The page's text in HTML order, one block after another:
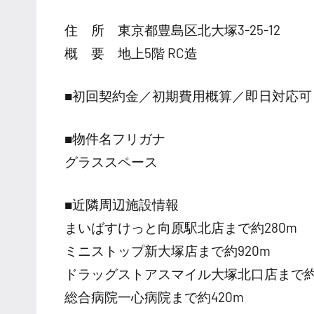
住 所 東京都豊島区北大塚3-25-12
概 要 地上5階 RC造
■初回契約金／初期費用概算／即日対応可
■物件名フリガナ
グラススペース
■近隣周辺施設情報
まいばすけっと向原駅北店まで約280m
ミニストップ新大塚店まで約920m
ドラッグストアスマイル大塚北口店まで
総合病院一心病院まで約420m